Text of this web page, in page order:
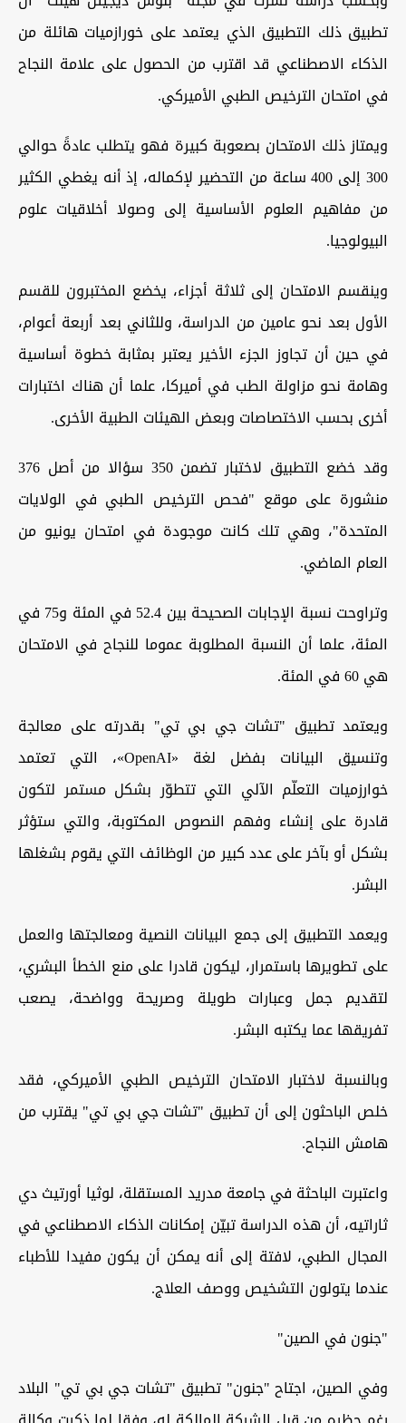
تطبيق ذلك التطبيق الذي يعتمد على خورازميات هائلة من
الذكاء الاصطناعي قد اقترب من الحصول على علامة النجاح
في امتحان الترخيص الطبي الأميركي.
ويمتاز ذلك الامتحان بصعوبة كبيرة فهو يتطلب عادةً حوالي
300 إلى 400 ساعة من التحضير لإكماله، إذ أنه يغطي الكثير
من مفاهيم العلوم الأساسية إلى وصولا أخلاقيات علوم
البيولوجيا.
وينقسم الامتحان إلى ثلاثة أجزاء، يخضع المختبرون للقسم
الأول بعد نحو عامين من الدراسة، وللثاني بعد أربعة أعوام،
في حين أن تجاوز الجزء الأخير يعتبر بمثابة خطوة أساسية
وهامة نحو مزاولة الطب في أميركا، علما أن هناك اختبارات
أخرى بحسب الاختصاصات وبعض الهيئات الطبية الأخرى.
وقد خضع التطبيق لاختبار تضمن 350 سؤالا من أصل 376
منشورة على موقع "فحص الترخيص الطبي في الولايات
المتحدة"، وهي تلك كانت موجودة في امتحان يونيو من
العام الماضي.
وتراوحت نسبة الإجابات الصحيحة بين 52.4 في المئة و75 في
المئة، علما أن النسبة المطلوبة عموما للنجاح في الامتحان
هي 60 في المئة.
ويعتمد تطبيق "تشات جي بي تي" بقدرته على معالجة
وتنسيق البيانات بفضل لغة «OpenAI»، التي تعتمد
خوارزميات التعلّم الآلي التي تتطوّر بشكل مستمر لتكون
قادرة على إنشاء وفهم النصوص المكتوبة، والتي ستؤثر
بشكل أو بآخر على عدد كبير من الوظائف التي يقوم بشغلها
البشر.
ويعمد التطبيق إلى جمع البيانات النصية ومعالجتها والعمل
على تطويرها باستمرار، ليكون قادرا على منع الخطأ البشري،
لتقديم جمل وعبارات طويلة وصريحة وواضحة، يصعب
تفريقها عما يكتبه البشر.
وبالنسبة لاختبار الامتحان الترخيص الطبي الأميركي، فقد
خلص الباحثون إلى أن تطبيق "تشات جي بي تي" يقترب من
هامش النجاح.
واعتبرت الباحثة في جامعة مدريد المستقلة، لوثيا أورتيث دي
ثاراتيه، أن هذه الدراسة تبيّن إمكانات الذكاء الاصطناعي في
المجال الطبي، لافتة إلى أنه يمكن أن يكون مفيدا للأطباء
عندما يتولون التشخيص ووصف العلاج.
"جنون في الصين"
وفي الصين، اجتاح "جنون" تطبيق "تشات جي بي تي" البلاد